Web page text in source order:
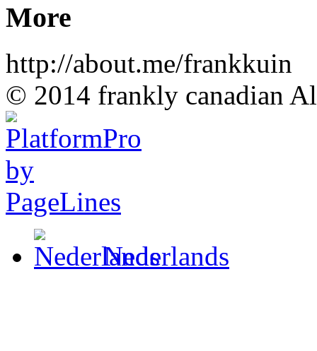
More
http://about.me/frankkuin
© 2014 frankly canadian
Nederlands